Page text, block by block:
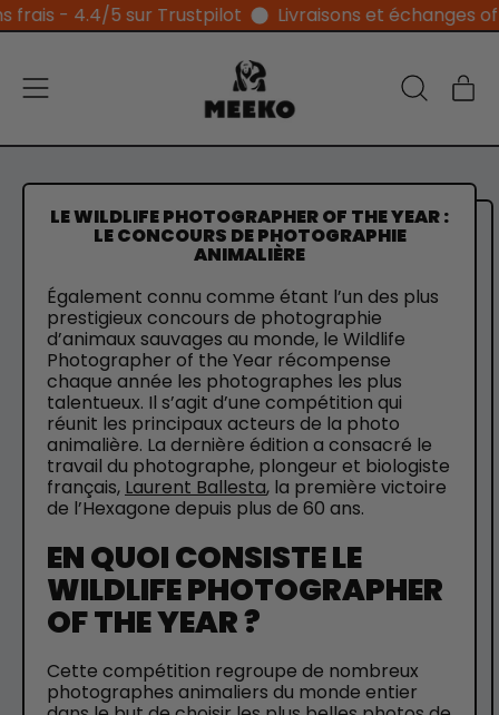
- 4.4/5 sur Trustpilot Livraisons et échanges
Menu
notre
LE WILDLIFE PHOTOGRAPHER OF THE YEAR :
LE CONCOURS DE PHOTOGRAPHIE
ANIMALIÈRE
Également connu comme étant l’un des plus
prestigieux concours de photographie
d’animaux sauvages au monde, le Wildlife
Photographer of the Year récompense
chaque année les photographes les plus
talentueux. Il s’agit d’une compétition qui
réunit les principaux acteurs de la photo
animalière. La dernière édition a consacré le
travail du photographe, plongeur et biologiste
français, Laurent Ballesta, la première victoire
de l’Hexagone depuis plus de 60 ans.
EN QUOI CONSISTE LE
WILDLIFE PHOTOGRAPHER
OF THE YEAR ?
Cette compétition regroupe de nombreux
photographes animaliers du monde entier